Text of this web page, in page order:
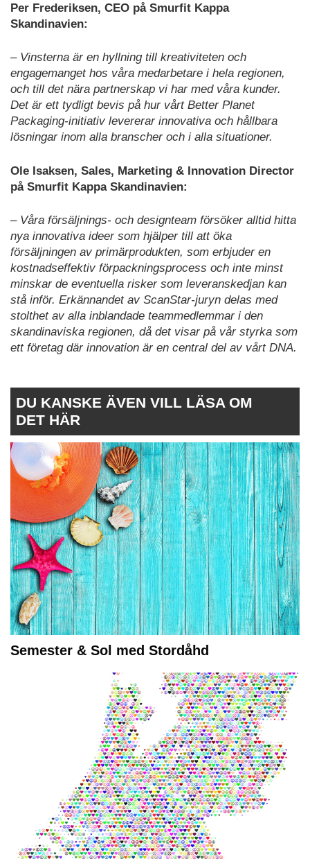
Per Frederiksen, CEO på Smurfit Kappa
Skandinavien:
– Vinsterna är en hyllning till kreativiteten och
engagemanget hos våra medarbetare i hela regionen,
och till det nära partnerskap vi har med våra kunder.
Det är ett tydligt bevis på hur vårt Better Planet
Packaging-initiativ levererar innovativa och hållbara
lösningar inom alla branscher och i alla situationer.
Ole Isaksen, Sales, Marketing & Innovation Director
på Smurfit Kappa Skandinavien:
– Våra försäljnings- och designteam försöker alltid hitta
nya innovativa ideer som hjälper till att öka
försäljningen av primärprodukten, som erbjuder en
kostnadseffektiv förpackningsprocess och inte minst
minskar de eventuella risker som leveranskedjan kan
stå inför. Erkännandet av ScanStar-juryn delas med
stolthet av alla inblandade teammedlemmar i den
skandinaviska regionen, då det visar på vår styrka som
ett företag där innovation är en central del av vårt DNA.
DU KANSKE ÄVEN VILL LÄSA OM
DET HÄR
Semester & Sol med Stordåhd